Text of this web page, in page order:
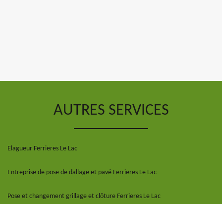
AUTRES SERVICES
Elagueur Ferrieres Le Lac
Entreprise de pose de dallage et pavé Ferrieres Le Lac
Pose et changement grillage et clôture Ferrieres Le Lac